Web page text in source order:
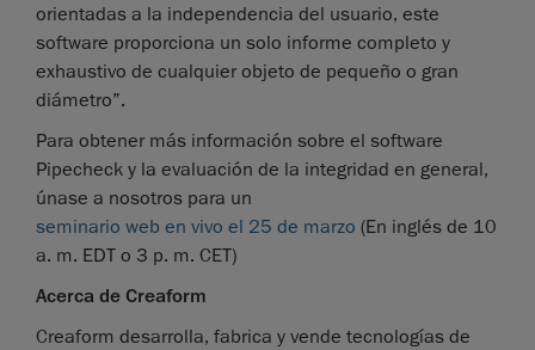
orientadas a la independencia del usuario, este
software proporciona un solo informe completo y
exhaustivo de cualquier objeto de pequeño o gran
diámetro”.
Para obtener más información sobre el software
Pipecheck y la evaluación de la integridad en general,
únase a nosotros para un
seminario web en vivo el 25 de marzo (En inglés de 10
a. m. EDT o 3 p. m. CET)
Acerca de Creaform
Creaform desarrolla, fabrica y vende tecnologías de